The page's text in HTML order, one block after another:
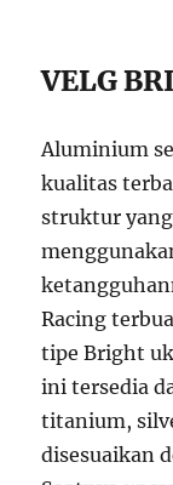
VELG
Aluminium
kualitas
struktur
Racing
tipe Bright
ini tersedia
titanium,
disesuaikan